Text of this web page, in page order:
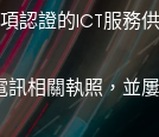
認證的ICT服務
相關執照，並